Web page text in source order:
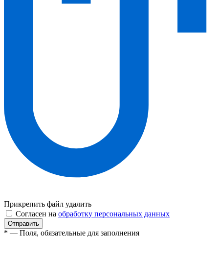
Прикрепить файл удалить
Согласен на обработку персональных данных
* — Поля, обязательные для заполнения